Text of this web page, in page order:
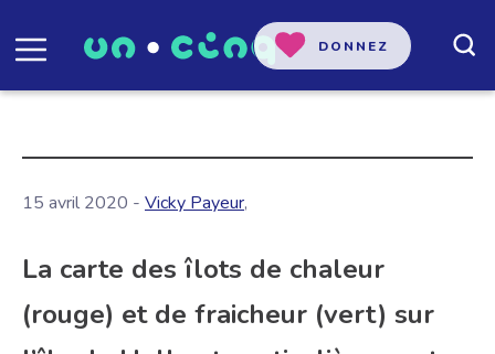
DONNEZ
15 avril 2020 - Vicky Payeur,
La carte des îlots de chaleur
(rouge) et de fraicheur (vert) sur